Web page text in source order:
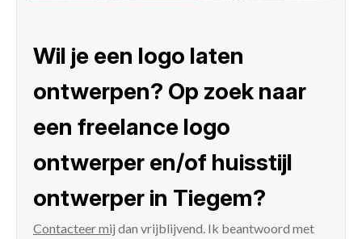
Wil je een logo laten
ontwerpen? Op zoek naar
een freelance logo
ontwerper en/of huisstijl
ontwerper in Tiegem?
Contacteer mij dan vrijblijvend. Ik beantwoord met